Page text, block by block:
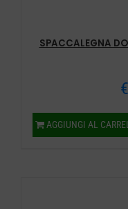
SPACCALEGNA
€
AGGIUNGI AL